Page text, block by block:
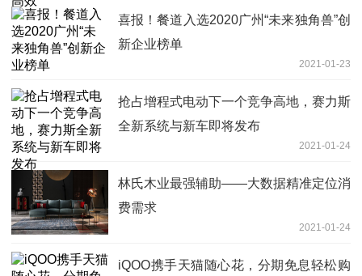
喜报！餐道入选2020广州“未来独角兽”创
新企业榜单
2021-01-23
抢占增程式电动下一个竞争高地，赛力斯
全新系统与新车即将发布
2021-01-24
林氏木业最强辅助——大数据精准定位消
费需求
2021-01-24
iQOO携手天猫随心花，分期免息轻松购